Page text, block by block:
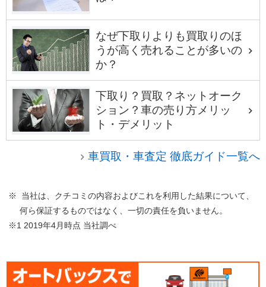
なぜ下取りよりも買取りのほ
うが高く売れることが多いの
か？
下取り？買取？ネットオーク
ション？車の売り方メリッ
ト・デメリット
車買取・車査定 徹底ガイド一覧へ
※ 当社は、クチコミの内容およびこれを利用した結果について、
何ら保証するものではなく、一切の責任を負いません。
※1 2019年4月時点 当社調べ